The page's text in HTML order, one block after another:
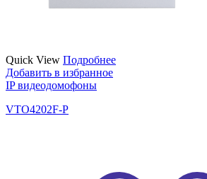
Quick View Подробнее
Добавить в избранное
IP видеодомофоны
VTO4202F-P